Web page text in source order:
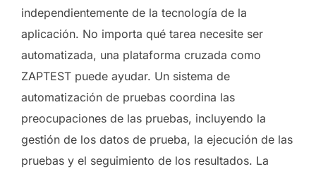
independientemente de la tecnología de la
aplicación. No importa qué tarea necesite ser
automatizada, una plataforma cruzada como
ZAPTEST puede ayudar. Un sistema de
automatización de pruebas coordina las
preocupaciones de las pruebas, incluyendo la
gestión de los datos de prueba, la ejecución de las
pruebas y el seguimiento de los resultados. La